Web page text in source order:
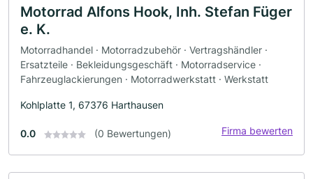
Motorrad Alfons Hook, Inh. Stefan Füger
e. K.
Motorradhandel · Motorradzubehör · Vertragshändler ·
Ersatzteile · Bekleidungsgeschäft · Motorradservice ·
Fahrzeuglackierungen · Motorradwerkstatt · Werkstatt
Kohlplatte 1, 67376 Harthausen
0.0 (0 Bewertungen) Firma bewerten